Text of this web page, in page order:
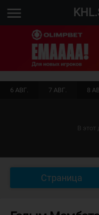
menu
6 АВГ. 7 АВГ. 8
В этот
Страница